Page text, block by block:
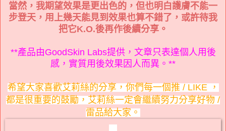
當然，我期望效果是更出色的，但也明白護膚不能一
步登天，用上幾天能見到效果也算不錯了，或許待我
把它K.O.後再作後續分享。
**產品由GoodSkin Labs提供，文章只表達個人用後
感，實質用後效果因人而異。**
希望大家喜歡艾莉絲的分享，你們每一個推 / LIKE ，
都是很重要的鼓勵，艾莉絲一定會繼續努力分享好物 /
雷品給大家。